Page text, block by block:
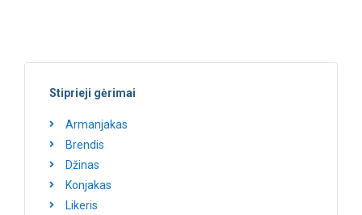
Stiprieji gėrimai
Armanjakas
Brendis
Džinas
Konjakas
Likeris